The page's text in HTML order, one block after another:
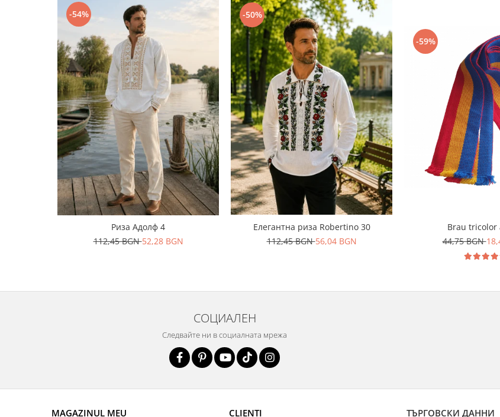
-54%
Риза Адолф 4
112,45 BGN52,28 BGN
-50%
Елегантна риза Robertino 30
112,45 BGN56,04 BGN
-59%
Brau tricolor
44,75 BGN
СОЦИАЛЕН
Следвайте ни в социалната мрежа
MAGAZINUL MEU CLIENTI ТЪРГОВСКИ ДАННИ